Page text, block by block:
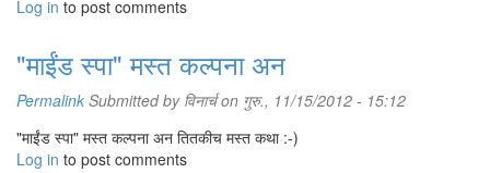
Log in to post comments
"माईंड स्पा" मस्त कल्पना अन
Permalink Submitted by विनार्चon गुरु., 11/15/2012 - 15:12
"माईंड स्पा" मस्त कल्पना अन तितकीच मस्त कथा :-)
Log in to post comments